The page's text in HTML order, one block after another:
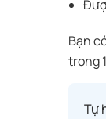
Bạn
trong
Tự